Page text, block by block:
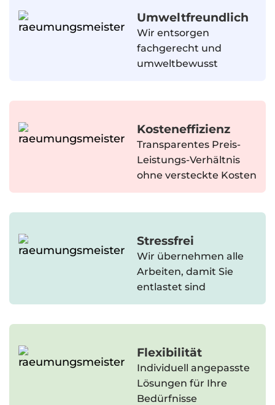
Umweltfreundlich
Wir entsorgen
fachgerecht und
umweltbewusst
Kosteneffizienz
Transparentes Preis-
Leistungs-Verhältnis
ohne versteckte Kosten
Stressfrei
Wir übernehmen alle
Arbeiten, damit Sie
entlastet sind
Flexibilität
Individuell angepasste
Lösungen für Ihre
Bedürfnisse